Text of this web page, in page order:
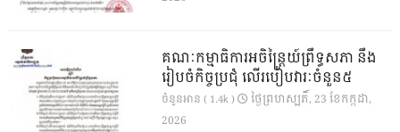
គណៈកម្មាធិការអចិន្ត្រៃយ៍ព្រឹទ្ធសភា នឹង
រៀបចំកិច្ចប្រជុំ លើរបៀបវារៈចំនួន៥
ចំនួនអាន ( 1.4k )
ថ្ងៃ​ព្រហស្បតិ៍, 23 ខែ​កក្កដា,
2026